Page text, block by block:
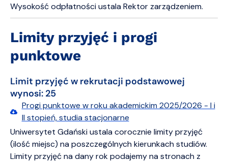
Wysokość odpłatności ustala Rektor zarządzeniem.
Limity przyjęć i progi
punktowe
Limit przyjęć w rekrutacji podstawowej
wynosi: 25
Progi punktowe w roku akademickim 2025/2026 - I i
II stopień, studia stacjonarne
Uniwersytet Gdański ustala corocznie limity przyjęć
(ilość miejsc) na poszczególnych kierunkach studiów.
Limity przyjęć na dany rok podajemy na stronach z